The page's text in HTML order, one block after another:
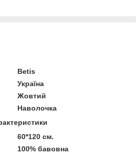
Betis
Україна
Жовтий
Наволочка
60*120 см.
100% бавовна